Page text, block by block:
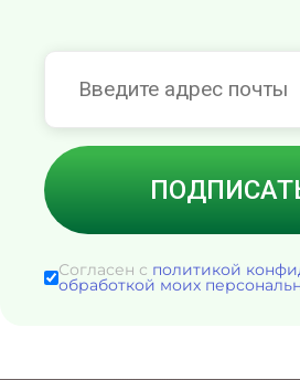
Согласен с политикой
обработкой моих